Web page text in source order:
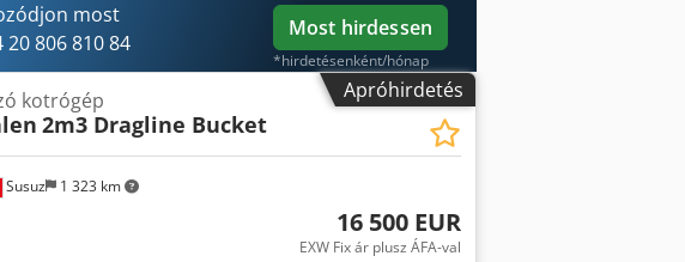
most
20 806 810 84
Most hirdessen
*hirdetésenként/hónap
Apróhirdetés
Susuz 1 323 km
kotrógép
2m3 Dragline Bucket
16 500 EUR
EXW Fix ár plusz ÁFA-val